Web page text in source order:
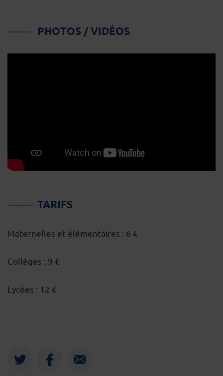
PHOTOS / VIDÉOS
TARIFS
Maternelles et élémentaires : 6 €
Collèges : 9 €
Lycées : 12 €